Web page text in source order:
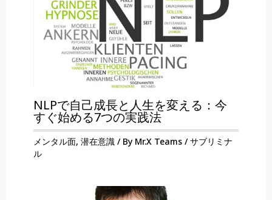
NLPで自己成長と人生を変える：今
すぐ始める7つの実践法
メンタル面, 潜在意識/ By Mr.X Teams / サブリミナ
ル